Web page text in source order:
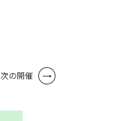
次の開催